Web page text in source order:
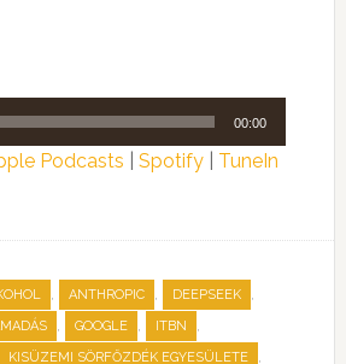
00:00
Podcasts Spotify| TuneIn
, ANTHROPIC , DEEPSEEK ,
, GOOGLE , ITBN ,
KISÜZEMI SÖRFŐZDÉK EGYESÜLETE ,